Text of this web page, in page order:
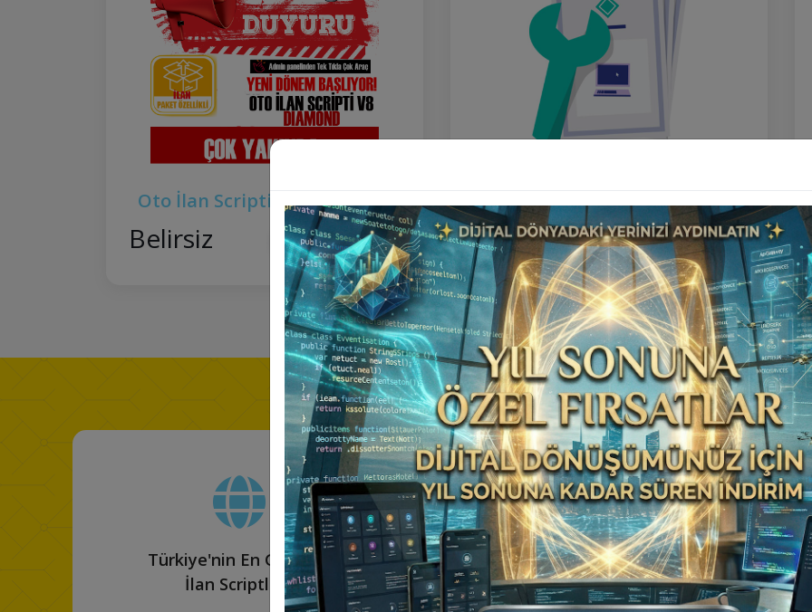
Oto İlan Scripti V8 DIAMOND
Belirsiz Ürünü İncele
Ek Alan Adı Lisansı
₺7.000 Ürünü İncele
Size Özel Profesyonel
Şikayet Scripti!
Yönetim Sisteminize
Profesyonel Bir Dokunuş!